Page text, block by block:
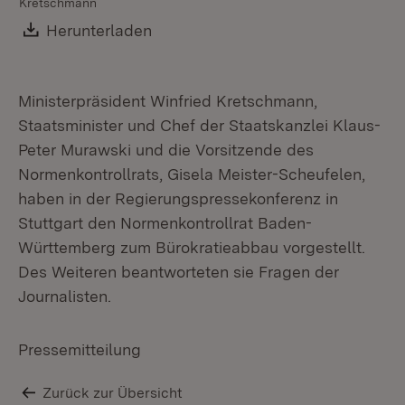
Download:
Herunterladen
Ministerpräsident Winfried Kretschmann,
Staatsminister und Chef der Staatskanzlei Klaus-
Peter Murawski und die Vorsitzende des
Normenkontrollrats, Gisela Meister-Scheufelen,
haben in der Regierungspressekonferenz in
Stuttgart den Normenkontrollrat Baden-
Württemberg zum Bürokratieabbau vorgestellt.
Des Weiteren beantworteten sie Fragen der
Journalisten.
Pressemitteilung
Zurück zur Übersicht